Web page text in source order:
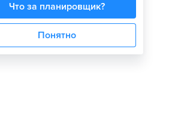
Что за планировщик?
Понятно